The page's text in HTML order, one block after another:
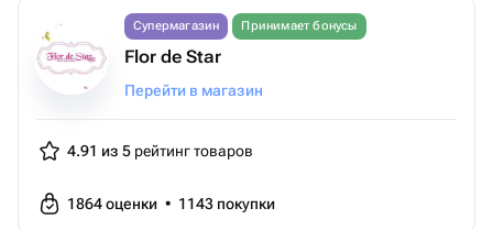
Супермагазин Принимает бонусы
Flor de Star
Перейти в магазин
4.91 из 5 рейтинг товаров
1864оценки • 1143 покупки